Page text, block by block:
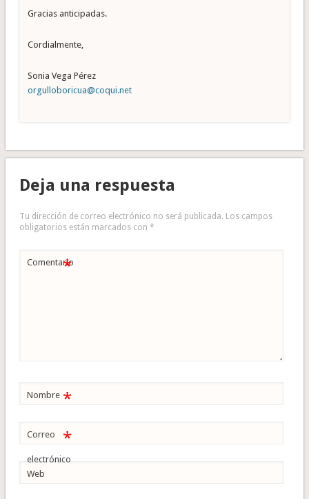
Gracias anticipadas.
Cordialmente,
Sonia Vega Pérez
orgulloboricua@coqui.net
Deja una respuesta
Tu dirección de correo electrónico no será publicada. Los campos
obligatorios están marcados con *
Comentario
*
Nombre *
Correo
electrónico
*
Web